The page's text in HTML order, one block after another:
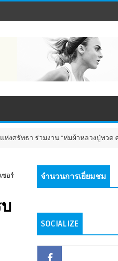
มงาน "ห่มผ้าหลวงปู่ทวด ครั้งที่ 13 ปี
ซอร์
จำนวนการเยี่ยมชม
SOCIALIZE